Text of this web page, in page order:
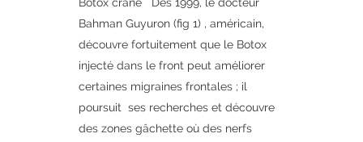
Bahman Guyuron (fig 1) , américain,
découvre fortuitement que le Botox
injecté dans le front peut améliorer
certaines migraines frontales ; il
poursuit ses recherches et découvre
des zones gâchette où des nerfs